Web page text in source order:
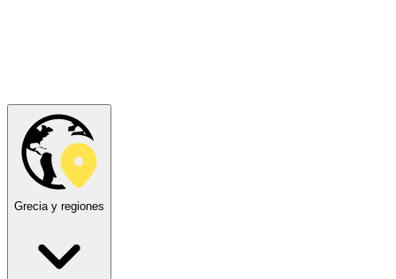
Grecia y regiones